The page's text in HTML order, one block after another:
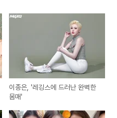
이종은, '레깅스에 드러난 완벽한
몸매'